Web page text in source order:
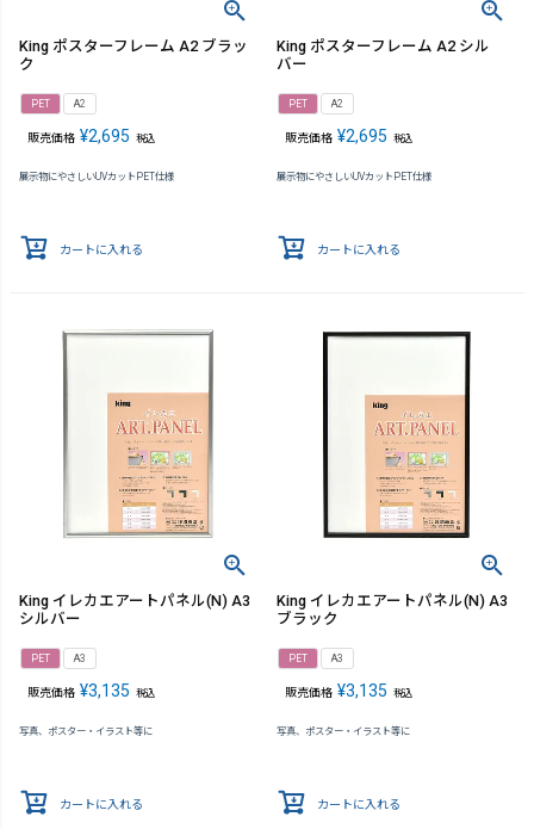
King ポスターフレーム A2 ブラッ
ク
PET A2
販売価格 ¥2,695 税込
展示物にやさしいUVカットPET仕様
カートに入れる
King ポスターフレーム A2 シル
バー
PET A2
販売価格 ¥2,695 税込
展示物にやさしいUVカットPET仕様
カートに入れる
King イレカエアートパネル(N) A3
シルバー
PET A3
販売価格 ¥3,135 税込
写真、ポスター・イラスト等に
カートに入れる
King イレカエアートパネル(N) A3
ブラック
PET A3
販売価格 ¥3,135 税込
写真、ポスター・イラスト等に
カートに入れる